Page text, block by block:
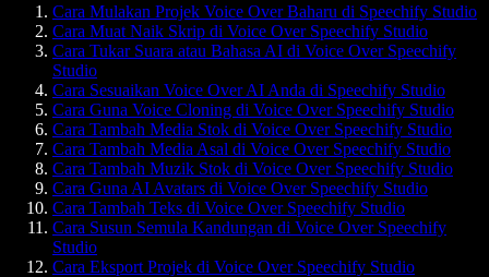
Cara Mulakan Projek Voice Over Baharu di Speechify Studio
Cara Muat Naik Skrip di Voice Over Speechify Studio
Cara Tukar Suara atau Bahasa AI di Voice Over Speechify
Studio
Cara Sesuaikan Voice Over AI Anda di Speechify Studio
Cara Guna Voice Cloning di Voice Over Speechify Studio
Cara Tambah Media Stok di Voice Over Speechify Studio
Cara Tambah Media Asal di Voice Over Speechify Studio
Cara Tambah Muzik Stok di Voice Over Speechify Studio
Cara Guna AI Avatars di Voice Over Speechify Studio
Cara Tambah Teks di Voice Over Speechify Studio
Cara Susun Semula Kandungan di Voice Over Speechify
Studio
Cara Eksport Projek di Voice Over Speechify Studio